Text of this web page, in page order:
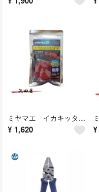
ミヤマエ イカキッタン2 レッド (ケイムラ）（5055）
¥ 1,620 ¥